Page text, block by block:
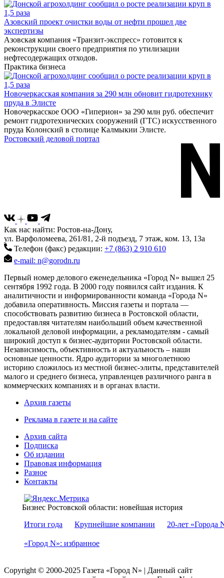
Азовский проект очистки воды от нефти прошел две
экспертизы
Азовская компания «Транзит-экспресс» готовится к
реконструкции своего предприятия по утилизации
нефтесодержащих отходов.
Практика бизнеса
Новочеркасская компания за 290 млн обновит гидротехнику
пруда в Элисте
Новочеркасское ООО «Гиперион» за 290 млн руб. обеспечит
ремонт гидротехнических сооружений (ГТС) искусственного
пруда Колонский в столице Калмыкии Элисте.
Ростовский деловой портал
Как нас найти: Ростов-на-Дону,
ул. Варфоломеева, 261/81, 2-й подъезд, 7 этаж, ком. 13, 13а
Телефон (факс) редакции: +7 (863) 2 910 610
e-mail: n@gorodn.ru
Первый номер делового еженедельника «Город N» вышел 25
сентября 1992 года. В 2000 году появился сайт издания. К
аналитичности и информированности команда «Города N»
добавила оперативность. Миссия газеты и портала —
способствовать развитию бизнеса в Ростовской области,
предоставляя читателям наибольший объем качественной
локальной деловой информации, а рекламодателям - самый
широкий доступ к бизнес-аудитории Ростовской области.
Независимость, объективность и актуальность – наши
основные ценности. Ядро аудитории за многолетнюю
историю сложилось из местной бизнес-элиты, представителей
малого и среднего бизнеса, управленцев различного ранга в
коммерческих компаниях и в органах власти.
Архив газеты
Реклама в газете и на сайте
Архив сайта
Подписка
Об издании
Правовая информация
Разное
Контакты
Бизнес Ростовской области: новейшая история
Итоги года
Крупнейшие компании 20-лет «Города
«Город N»: избранное
Copyright © 2000-2025 Газета «Город N» | Данный сайт